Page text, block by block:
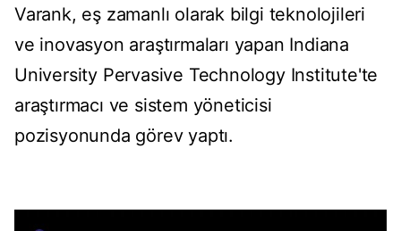
Varank, eş zamanlı olarak bilgi teknolojileri
ve inovasyon araştırmaları yapan Indiana
University Pervasive Technology Institute'te
araştırmacı ve sistem yöneticisi
pozisyonunda görev yaptı.